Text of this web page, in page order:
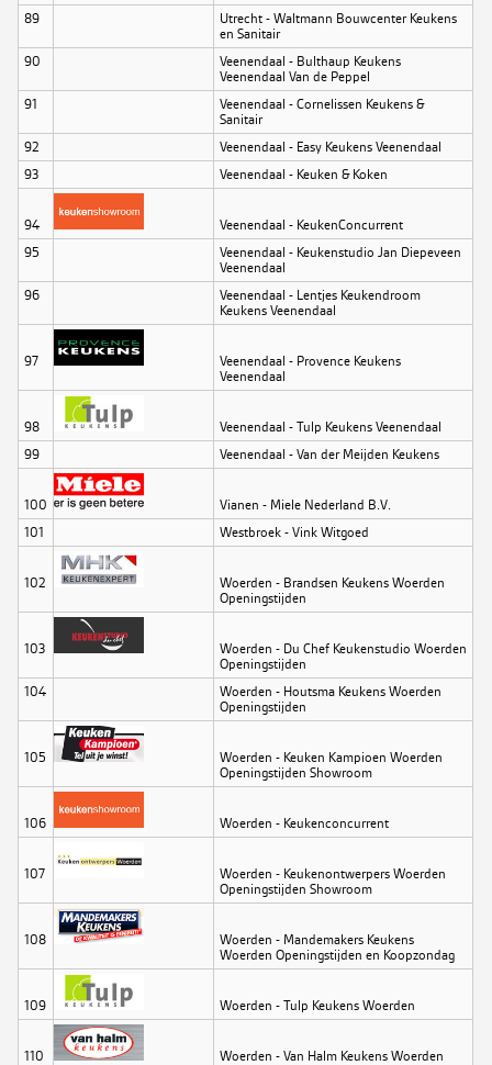
89
Utrecht - Waltmann Bouwcenter Keukens
en Sanitair
90
Veenendaal - Bulthaup Keukens
Veenendaal Van de Peppel
91
Veenendaal - Cornelissen Keukens &
Sanitair
92
Veenendaal - Easy Keukens Veenendaal
93
Veenendaal - Keuken & Koken
94
Veenendaal - KeukenConcurrent
95
Veenendaal - Keukenstudio Jan Diepeveen
Veenendaal
96
Veenendaal - Lentjes Keukendroom
Keukens Veenendaal
97
Veenendaal - Provence Keukens
Veenendaal
98
Veenendaal - Tulp Keukens Veenendaal
99
Veenendaal - Van der Meijden Keukens
100
Vianen - Miele Nederland B.V.
101
Westbroek - Vink Witgoed
102
Woerden - Brandsen Keukens Woerden
Openingstijden
103
Woerden - Du Chef Keukenstudio Woerden
Openingstijden
104
Woerden - Houtsma Keukens Woerden
Openingstijden
105
Woerden - Keuken Kampioen Woerden
Openingstijden Showroom
106 Woerden - Keukenconcurrent
107
Woerden - Keukenontwerpers Woerden
Openingstijden Showroom
108
Woerden - Mandemakers Keukens
Woerden Openingstijden en Koopzondag
109 Woerden - Tulp Keukens Woerden
110
Woerden - Van Halm Keukens Woerden